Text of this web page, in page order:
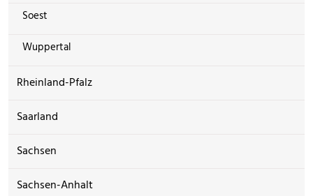
Soest
Wuppertal
Rheinland-Pfalz
Saarland
Sachsen
Sachsen-Anhalt